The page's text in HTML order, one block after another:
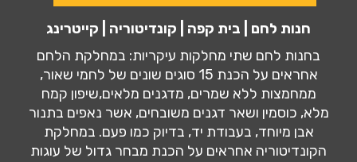
חנות לחם | בית קפה | קונדיטוריה | קייטרינג
בחנות לחם שתי מחלקות עיקריות: במחלקת הלחם
אחראים על הכנת 15 סוגים שונים של לחמי שאור,
ממחמצות ללא שמרים, מדגנים מלאים,שיפון קמח
מלא, כוסמין ושאר דגנים משובחים, אשר נאפים בתנור
אבן מיוחד, בעבודת יד, בדיוק כמו פעם. במחלקת
הקונדיטוריה אחראים על הכנת מבחר גדול של עוגות